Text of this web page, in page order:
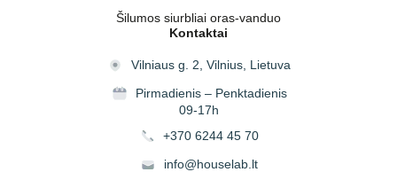
Šilumos siurbliai oras-vanduo
Kontaktai
Vilniaus g. 2, Vilnius, Lietuva
Pirmadienis – Penktadienis
09-17h
+370 6244 45 70
info@houselab.lt